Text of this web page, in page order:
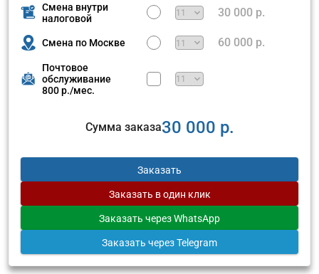
Смена внутри
налоговой
30 000 р.
Смена по Москве 60 000 р.
Почтовое
обслуживание
800 р./мес.
Сумма заказа30 000 р.
Заказать
Заказать в один клик
Заказать через WhatsApp
Заказать через Telegram